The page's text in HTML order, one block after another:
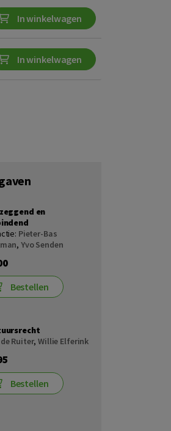
In winkelwagen
In winkelwagen
en
Pieter-Bas
, Yvo Senden
Bestellen
Ruiter,Willie Elferink
Bestellen